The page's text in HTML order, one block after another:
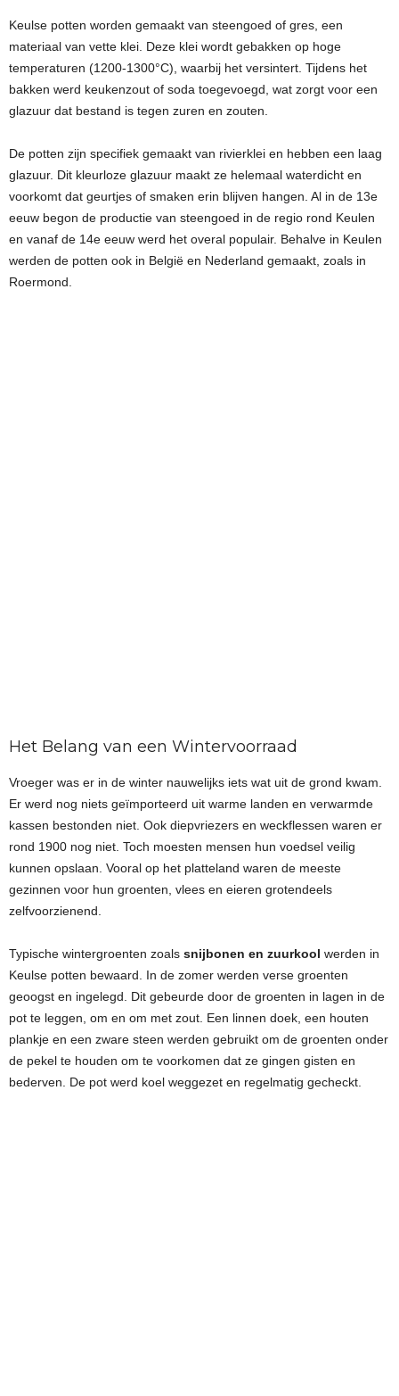
Keulse potten worden gemaakt van steengoed of gres, een
materiaal van vette klei. Deze klei wordt gebakken op hoge
temperaturen (1200-1300°C), waarbij het versintert. Tijdens het
bakken werd keukenzout of soda toegevoegd, wat zorgt voor een
glazuur dat bestand is tegen zuren en zouten.
De potten zijn specifiek gemaakt van rivierklei en hebben een laag
glazuur. Dit kleurloze glazuur maakt ze helemaal waterdicht en
voorkomt dat geurtjes of smaken erin blijven hangen. Al in de 13e
eeuw begon de productie van steengoed in de regio rond Keulen
en vanaf de 14e eeuw werd het overal populair. Behalve in Keulen
werden de potten ook in België en Nederland gemaakt, zoals in
Roermond.
Het Belang van een Wintervoorraad
Vroeger was er in de winter nauwelijks iets wat uit de grond kwam.
Er werd nog niets geïmporteerd uit warme landen en verwarmde
kassen bestonden niet. Ook diepvriezers en weckflessen waren er
rond 1900 nog niet. Toch moesten mensen hun voedsel veilig
kunnen opslaan. Vooral op het platteland waren de meeste
gezinnen voor hun groenten, vlees en eieren grotendeels
zelfvoorzienend.
Typische wintergroenten zoals snijbonen en zuurkool werden in
Keulse potten bewaard. In de zomer werden verse groenten
geoogst en ingelegd. Dit gebeurde door de groenten in lagen in de
pot te leggen, om en om met zout. Een linnen doek, een houten
plankje en een zware steen werden gebruikt om de groenten onder
de pekel te houden om te voorkomen dat ze gingen gisten en
bederven. De pot werd koel weggezet en regelmatig gecheckt.